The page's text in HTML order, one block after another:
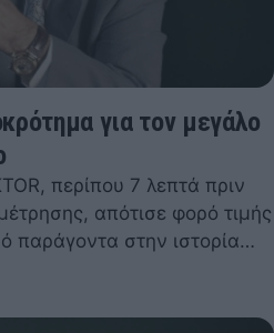
για τον μεγάλο
περίπου 7 λεπτά πριν
απότισε φορό τιμής
παράγοντα στην ιστορία…